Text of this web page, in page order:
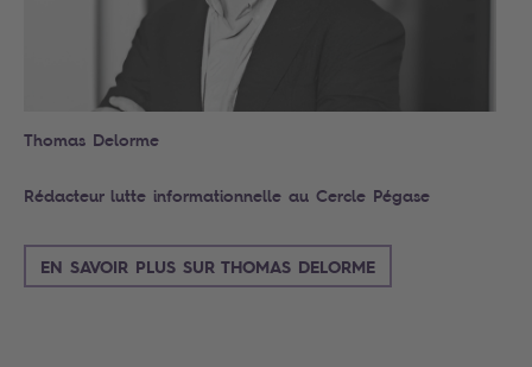
Thomas Delorme
Rédacteur lutte informationnelle au Cercle Pégase
EN SAVOIR PLUS SUR THOMAS DELORME